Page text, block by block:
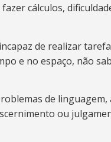
cálculos,
de realizar
e no espaço, não
de
ou